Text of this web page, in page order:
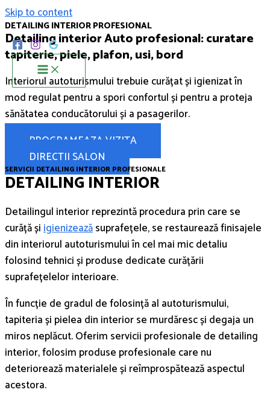
Skip to content
DETAILING INTERIOR PROFESIONAL
Detailing interior Auto profesional: curatare
tapiterie, piele, plafon, usi, bord
Interiorul autoturismului trebuie curățat și igienizat în
mod regulat pentru a spori confortul și pentru a proteja
sănătatea conducătorului și a pasagerilor.
PROGRAMEAZA VIZITA
DIRECTII SALON
SERVICII DETAILING INTERIOR PROFESIONALE
DETAILING INTERIOR
Detailingul interior reprezintă procedura prin care se
curăță șiigienizeazăsuprafețele, se restaurează finisajele
din interiorul autoturismului în cel mai mic detaliu
folosind tehnici și produse dedicate curățării
suprafețelelor interioare.
În funcție de gradul de folosință al autoturismului,
tapiteria și pielea din interior se murdăresc și degaja un
miros neplăcut. Oferim servicii profesionale de detailing
interior, folosim produse profesionale care nu
deteriorează materialele și reîmprospătează aspectul
acestora.